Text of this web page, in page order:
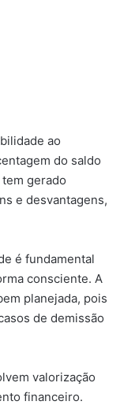
ao
do saldo
gerado
e desvantagens,
é fundamental
consciente. A
planejada, pois
de demissão
valorização
financeiro.